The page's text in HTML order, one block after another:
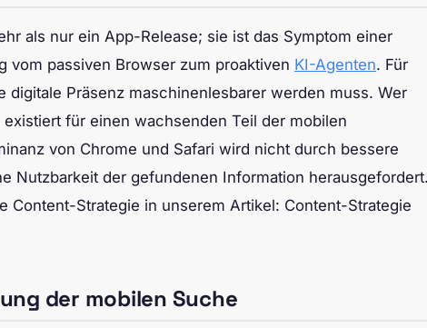
als nur ein App-Release; sie ist das Symptom einer
vom passiven Browser zum proaktiven KI-Agenten. Für
Präsenz maschinenlesbarer werden muss. Wer
für einen wachsenden Teil der mobilen
von Chrome und Safari wird nicht durch bessere
Nutzbarkeit der gefundenen Information
Content-Strategie in unserem Artikel: Content-Strategie
der mobilen Suche